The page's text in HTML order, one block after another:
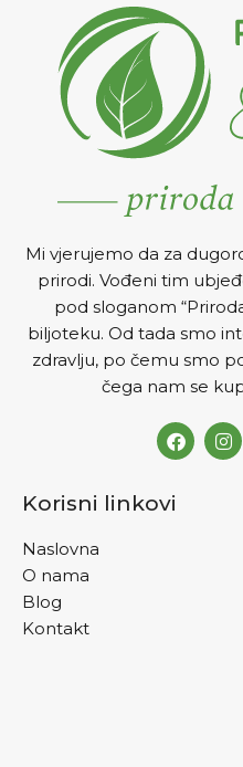
nakon njih.
Mi vjerujemo da za
prirodi. Vođeni tim
pod sloganom
biljoteku. Od tada smo
zdravlju, po čemu smo
čega nam se
Korisni linkovi
Naslovna
O nama
Blog
Kontakt